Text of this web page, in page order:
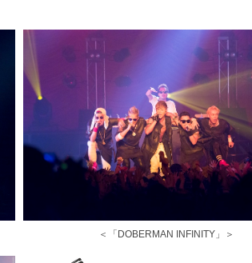
＜「DOBERMAN INFINITY」＞